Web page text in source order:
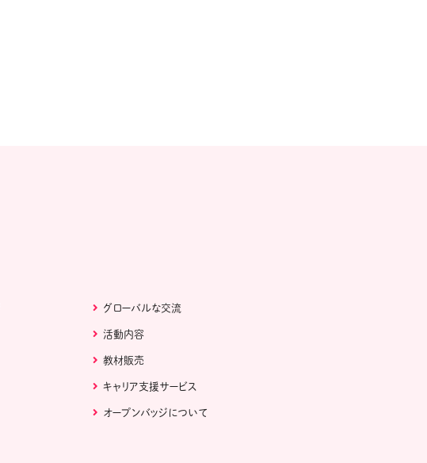
グローバルな交流
活動内容
教材販売
キャリア支援サービス
オープンバッジについて